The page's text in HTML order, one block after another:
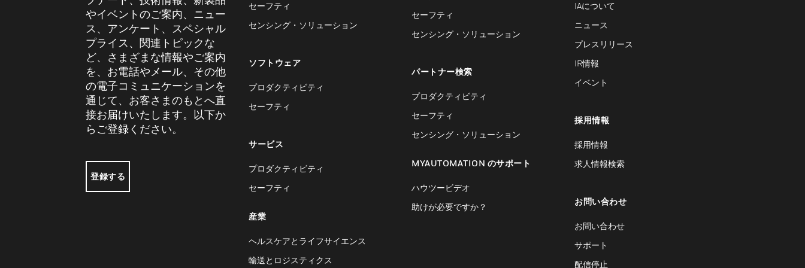
やイベントのご案内、ニュー
ス、アンケート、スペシャル
プライス、関連トピックな
ど、さまざまな情報やご案内
を、お電話やメール、その他
の電子コミュニケーションを
通じて、お客さまのもとへ直
接お届けいたします。以下か
らご登録ください。
登録する
セーフティ
センシング・ソリューション
ソフトウェア
プロダクティビティ
セーフティ
サービス
プロダクティビティ
セーフティ
産業
ヘルスケアとライフサイエンス
輸送とロジスティクス
セーフティ
センシング・ソリューション
パートナー検索
プロダクティビティ
セーフティ
センシング・ソリューション
MYAUTOMATION のサポート
ハウツービデオ
助けが必要ですか？
IAについて
ニュース
プレスリリース
IR情報
イベント
採用情報
採用情報
求人情報検索
お問い合わせ
お問い合わせ
サポート
配信停止